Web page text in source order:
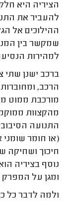
הציריה היא
להעביר את
ההילוכים אל
שמקשר בין
למהירות
ברכב ישנן שתי
הרכב,
מורכבת ממוט
מהקצוות
התנועה
(או חומר
חיכוך ושחיקה
נוסף בציריה
ומגן על המפרק
ולמה לדבר כל